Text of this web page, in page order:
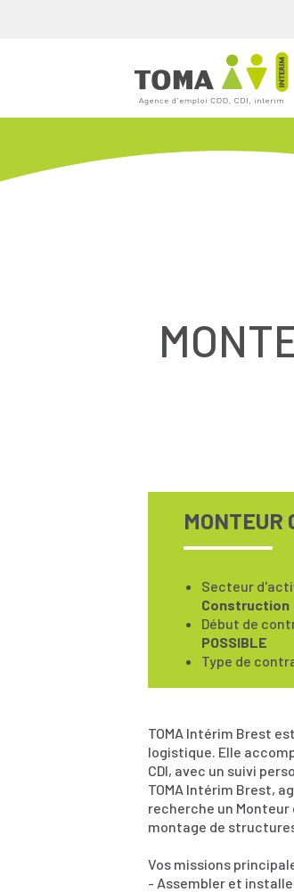
Secteur
Construction
Début de
POSSIBLE
Type de
TOMA Intérim Brest
logistique. Elle
CDI, avec un suivi
TOMA Intérim Brest,
recherche un
montage de
Vos missions
- Assembler et